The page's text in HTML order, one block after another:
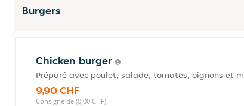
Burgers
Chicken burger
Préparé avec poulet, salade, tomates, oignons et
9,90 CHF
Consigne de (0,00 CHF)